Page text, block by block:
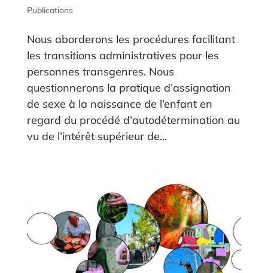
Publications
Nous aborderons les procédures facilitant
les transitions administratives pour les
personnes transgenres. Nous
questionnerons la pratique d’assignation
de sexe à la naissance de l’enfant en
regard du procédé d’autodétermination au
vu de l’intérêt supérieur de...